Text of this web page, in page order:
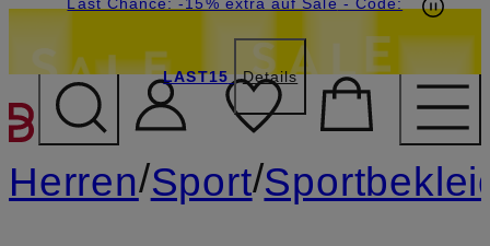
ZUM HAUPTINHALT
LAST15 Details
Herren/Sport/